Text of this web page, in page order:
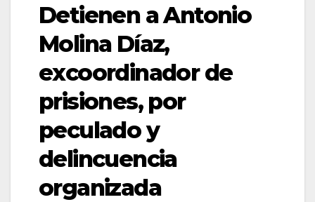
Detienen a Antonio
Molina Díaz,
excoordinador de
prisiones, por
peculado y
delincuencia
organizada